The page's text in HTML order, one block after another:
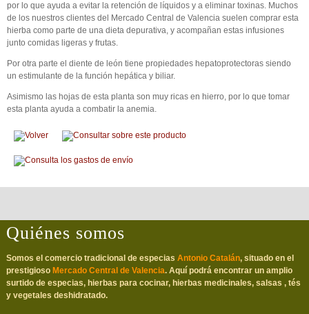
por lo que ayuda a evitar la retención de líquidos y a eliminar toxinas. Muchos
de los nuestros clientes del Mercado Central de Valencia suelen comprar esta
hierba como parte de una dieta depurativa, y acompañan estas infusiones
junto comidas ligeras y frutas.
Por otra parte el diente de león tiene propiedades hepatoprotectoras siendo
un estimulante de la función hepática y biliar.
Asimismo las hojas de esta planta son muy ricas en hierro, por lo que tomar
esta planta ayuda a combatir la anemia.
Quiénes somos
Somos el comercio tradicional de especias Antonio Catalán, situado en el
prestigioso Mercado Central de Valencia. Aquí podrá encontrar un amplio
surtido de especias, hierbas para cocinar, hierbas medicinales, salsas , tés
y vegetales deshidratado.